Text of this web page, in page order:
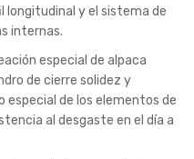
longitudinal y el sistema de
internas.
especial de alpaca
de cierre solidez y
especial de los elementos de
al desgaste en el día a